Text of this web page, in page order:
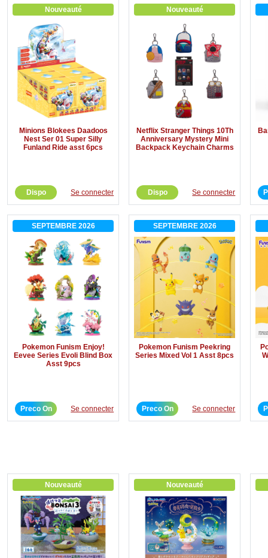
Nouveauté
Minions Blokees Daadoos
Nest Ser 01 Super Silly
Funland Ride asst 6pcs
Dispo Se connecter
Nouveauté
Netflix Stranger Things 10Th
Anniversary Mystery Mini
Backpack Keychain Charms
Dispo Se connecter
SEPTEMBRE 2026
Pokemon Funism Enjoy!
Eevee Series Evoli Blind Box
Asst 9pcs
Preco On Se connecter
SEPTEMBRE 2026
Pokemon Funism Peekring
Series Mixed Vol 1 Asst 8pcs
Preco On Se connecter
Nouveauté Nouveauté